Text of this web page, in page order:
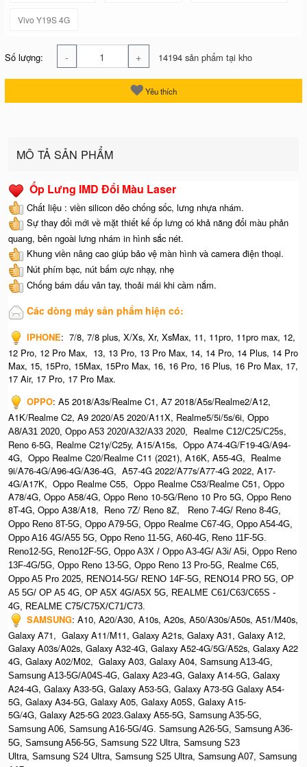
Vivo Y19S 4G
Số lượng: - + 14194 sản phẩm tại kho
Yêu thích
MÔ TẢ SẢN PHẨM
Ốp Lưng IMD Đổi Màu Laser
Chất liệu : viền silicon dẻo chống sốc, lưng nhựa nhám.
Sự thay đổi mới về mặt thiết kế ốp lưng có khả năng đổi màu phản
quang, bên ngoài lưng nhám in hình sắc nét.
Khung viền nâng cao giúp bảo vệ màn hình và camera điện thoại.
Nút phím bạc, nút bấm cực nhạy, nhẹ
Chống bám dấu vân tay, thoải mái khi cầm nắm.
Các dòng máy sản phẩm hiện có:
IPHONE: 7/8, 7/8 plus, X/Xs, Xr, XsMax, 11, 11pro, 11pro max, 12,
12 Pro, 12 Pro Max, 13, 13 Pro, 13 Pro Max, 14, 14 Pro, 14 Plus, 14 Pro
Max, 15, 15Pro, 15Max, 15Pro Max, 16, 16 Pro, 16 Plus, 16 Pro Max, 17,
17 Air, 17 Pro, 17 Pro Max.
OPPO: A5 2018/A3s/Realme C1, A7 2018/A5s/Realme2/A12,
A1K/Realme C2, A9 2020/A5 2020/A11X, Realme5/5i/5s/6i, Oppo
A8/A31 2020, Oppo A53 2020/A32/A33 2020, Realme C12/C25/C25s,
Reno 6-5G, Realme C21y/C25y, A15/A15s, Oppo A74-4G/F19-4G/A94-
4G, Oppo Realme C20/Realme C11 (2021), A16K, A55-4G, Realme
9i/A76-4G/A96-4G/A36-4G, A57-4G 2022/A77s/A77-4G 2022, A17-
4G/A17K, Oppo Realme C55, Oppo Realme C53/Realme C51, Oppo
A78/4G, Oppo A58/4G, Oppo Reno 10-5G/Reno 10 Pro 5G, Oppo Reno
8T-4G, Oppo A38/A18, Reno 7Z/ Reno 8Z,
Reno 7-4G/ Reno 8-4G,
Oppo Reno 8T-5G, Oppo A79-5G, Oppo Realme C67-4G, Oppo A54-4G,
Oppo A16 4G/A55 5G, Oppo Reno 11-5G, A60-4G, Reno 11F-5G.
Reno12-5G, Reno12F-5G, Oppo A3X / Oppo A3-4G/ A3i/ A5i, Oppo Reno
13F-4G/5G, Oppo Reno 13-5G, Oppo Reno 13 Pro-5G, Realme C65,
Oppo A5 Pro 2025, RENO14-5G/ RENO 14F-5G, RENO14 PRO 5G, OP
A5 5G/ OP A5 4G, OP A5X 4G/A5X 5G, REALME C61/C63/C65S -
4G, REALME C75/C75X/C71/C73.
SAMSUNG: A10, A20/A30, A10s, A20s, A50/A30s/A50s, A51/M40s,
Galaxy A71, Galaxy A11/M11, Galaxy A21s, Galaxy A31, Galaxy A12,
Galaxy A03s/A02s, Galaxy A32-4G, Galaxy A52-4G/5G/A52s, Galaxy A22
4G, Galaxy A02/M02, Galaxy A03, Galaxy A04, Samsung A13-4G,
Samsung A13-5G/A04S-4G, Galaxy A23-4G, Galaxy A14-5G, Galaxy
A24-4G, Galaxy A33-5G, Galaxy A53-5G, Galaxy A73-5G Galaxy A54-
5G, Galaxy A34-5G, Galaxy A05, Galaxy A05S, Galaxy A15-
5G/4G, Galaxy A25-5G 2023.Galaxy A55-5G, Samsung A35-5G,
Samsung A06, Samsung A16-5G/4G. Samsung A26-5G, Samsung A36-
5G, Samsung A56-5G, Samsung S22 Ultra, Samsung S23
Ultra, Samsung S24 Ultra, Samsung S25 Ultra, Samsung A07, Samsung